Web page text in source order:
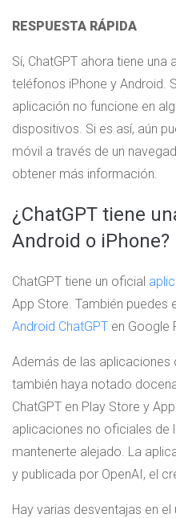
RESPUESTA RÁPIDA
Sí, ChatGPT ahora tiene
teléfonos iPhone y Android.
aplicación no funcione en
dispositivos. Si es así, aún
móvil a través de un
obtener más información.
¿ChatGPT tiene
Android o iPhone?
ChatGPT tiene un oficial
App Store. También puedes
Android ChatGPT en Google
Además de las aplicaciones
también haya notado
ChatGPT en Play Store y
aplicaciones no oficiales de
mantenerte alejado. La
y publicada por OpenAI, el
Hay varias desventajas en